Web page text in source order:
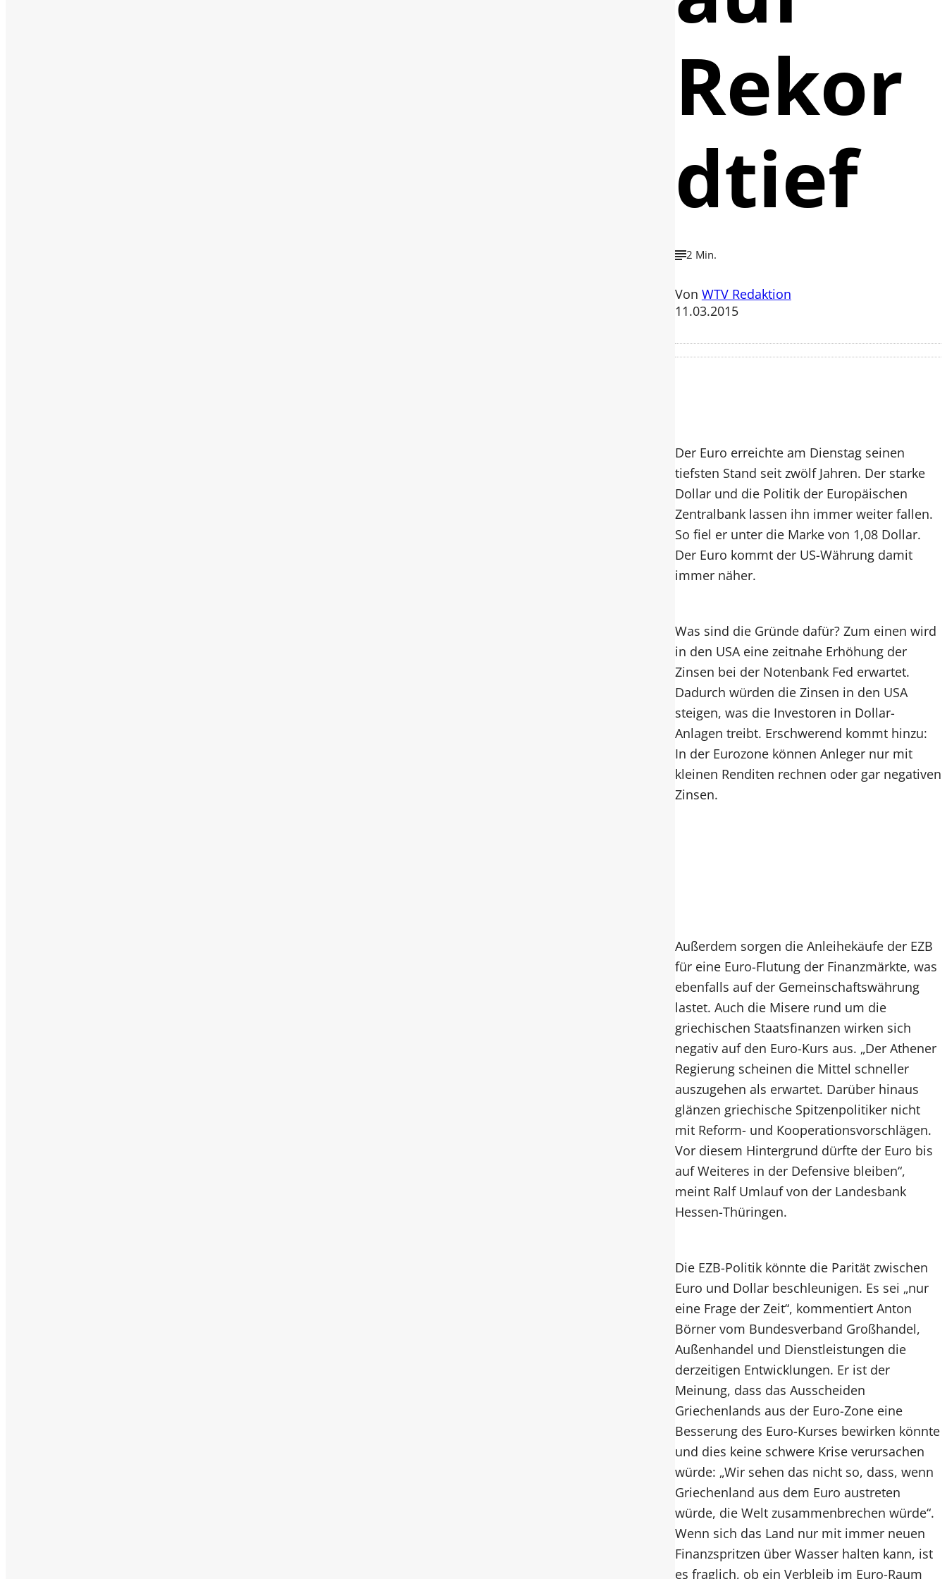
Rekor
dtief
2 Min.
Von WTV Redaktion
11.03.2015
Der Euro erreichte am Dienstag seinen
tiefsten Stand seit zwölf Jahren. Der starke
Dollar und die Politik der Europäischen
Zentralbank lassen ihn immer weiter fallen.
So fiel er unter die Marke von 1,08 Dollar.
Der Euro kommt der US-Währung damit
immer näher.
Was sind die Gründe dafür? Zum einen wird
in den USA eine zeitnahe Erhöhung der
Zinsen bei der Notenbank Fed erwartet.
Dadurch würden die Zinsen in den USA
steigen, was die Investoren in Dollar-
Anlagen treibt. Erschwerend kommt hinzu:
In der Eurozone können Anleger nur mit
kleinen Renditen rechnen oder gar negativen
Zinsen.
Außerdem sorgen die Anleihekäufe der EZB
für eine Euro-Flutung der Finanzmärkte, was
ebenfalls auf der Gemeinschaftswährung
lastet. Auch die Misere rund um die
griechischen Staatsfinanzen wirken sich
negativ auf den Euro-Kurs aus. „Der Athener
Regierung scheinen die Mittel schneller
auszugehen als erwartet. Darüber hinaus
glänzen griechische Spitzenpolitiker nicht
mit Reform- und Kooperationsvorschlägen.
Vor diesem Hintergrund dürfte der Euro bis
auf Weiteres in der Defensive bleiben“,
meint Ralf Umlauf von der Landesbank
Hessen-Thüringen.
Die EZB-Politik könnte die Parität zwischen
Euro und Dollar beschleunigen. Es sei „nur
eine Frage der Zeit“, kommentiert Anton
Börner vom Bundesverband Großhandel,
Außenhandel und Dienstleistungen die
derzeitigen Entwicklungen. Er ist der
Meinung, dass das Ausscheiden
Griechenlands aus der Euro-Zone eine
Besserung des Euro-Kurses bewirken könnte
und dies keine schwere Krise verursachen
würde: „Wir sehen das nicht so, dass, wenn
Griechenland aus dem Euro austreten
würde, die Welt zusammenbrechen würde“.
Wenn sich das Land nur mit immer neuen
Finanzspritzen über Wasser halten kann, ist
es fraglich, ob ein Verbleib im Euro-Raum